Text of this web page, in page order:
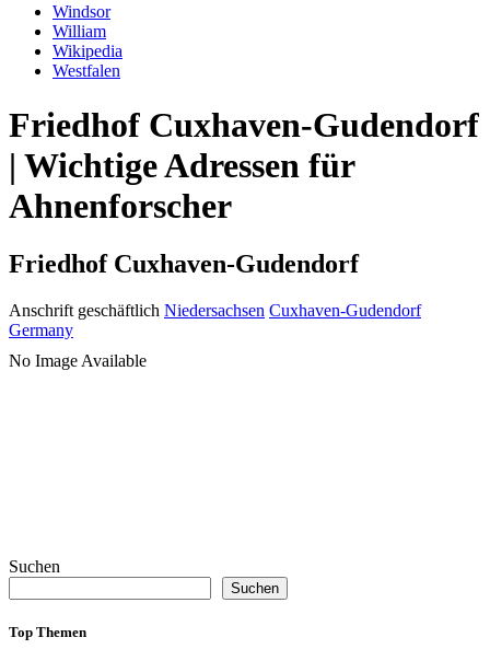
Windsor
William
Wikipedia
Westfalen
Friedhof Cuxhaven-Gudendorf
| Wichtige Adressen für
Ahnenforscher
Friedhof Cuxhaven-Gudendorf
Anschrift geschäftlich Niedersachsen Cuxhaven-Gudendorf
Germany
No Image Available
Suchen
Suchen
Top Themen